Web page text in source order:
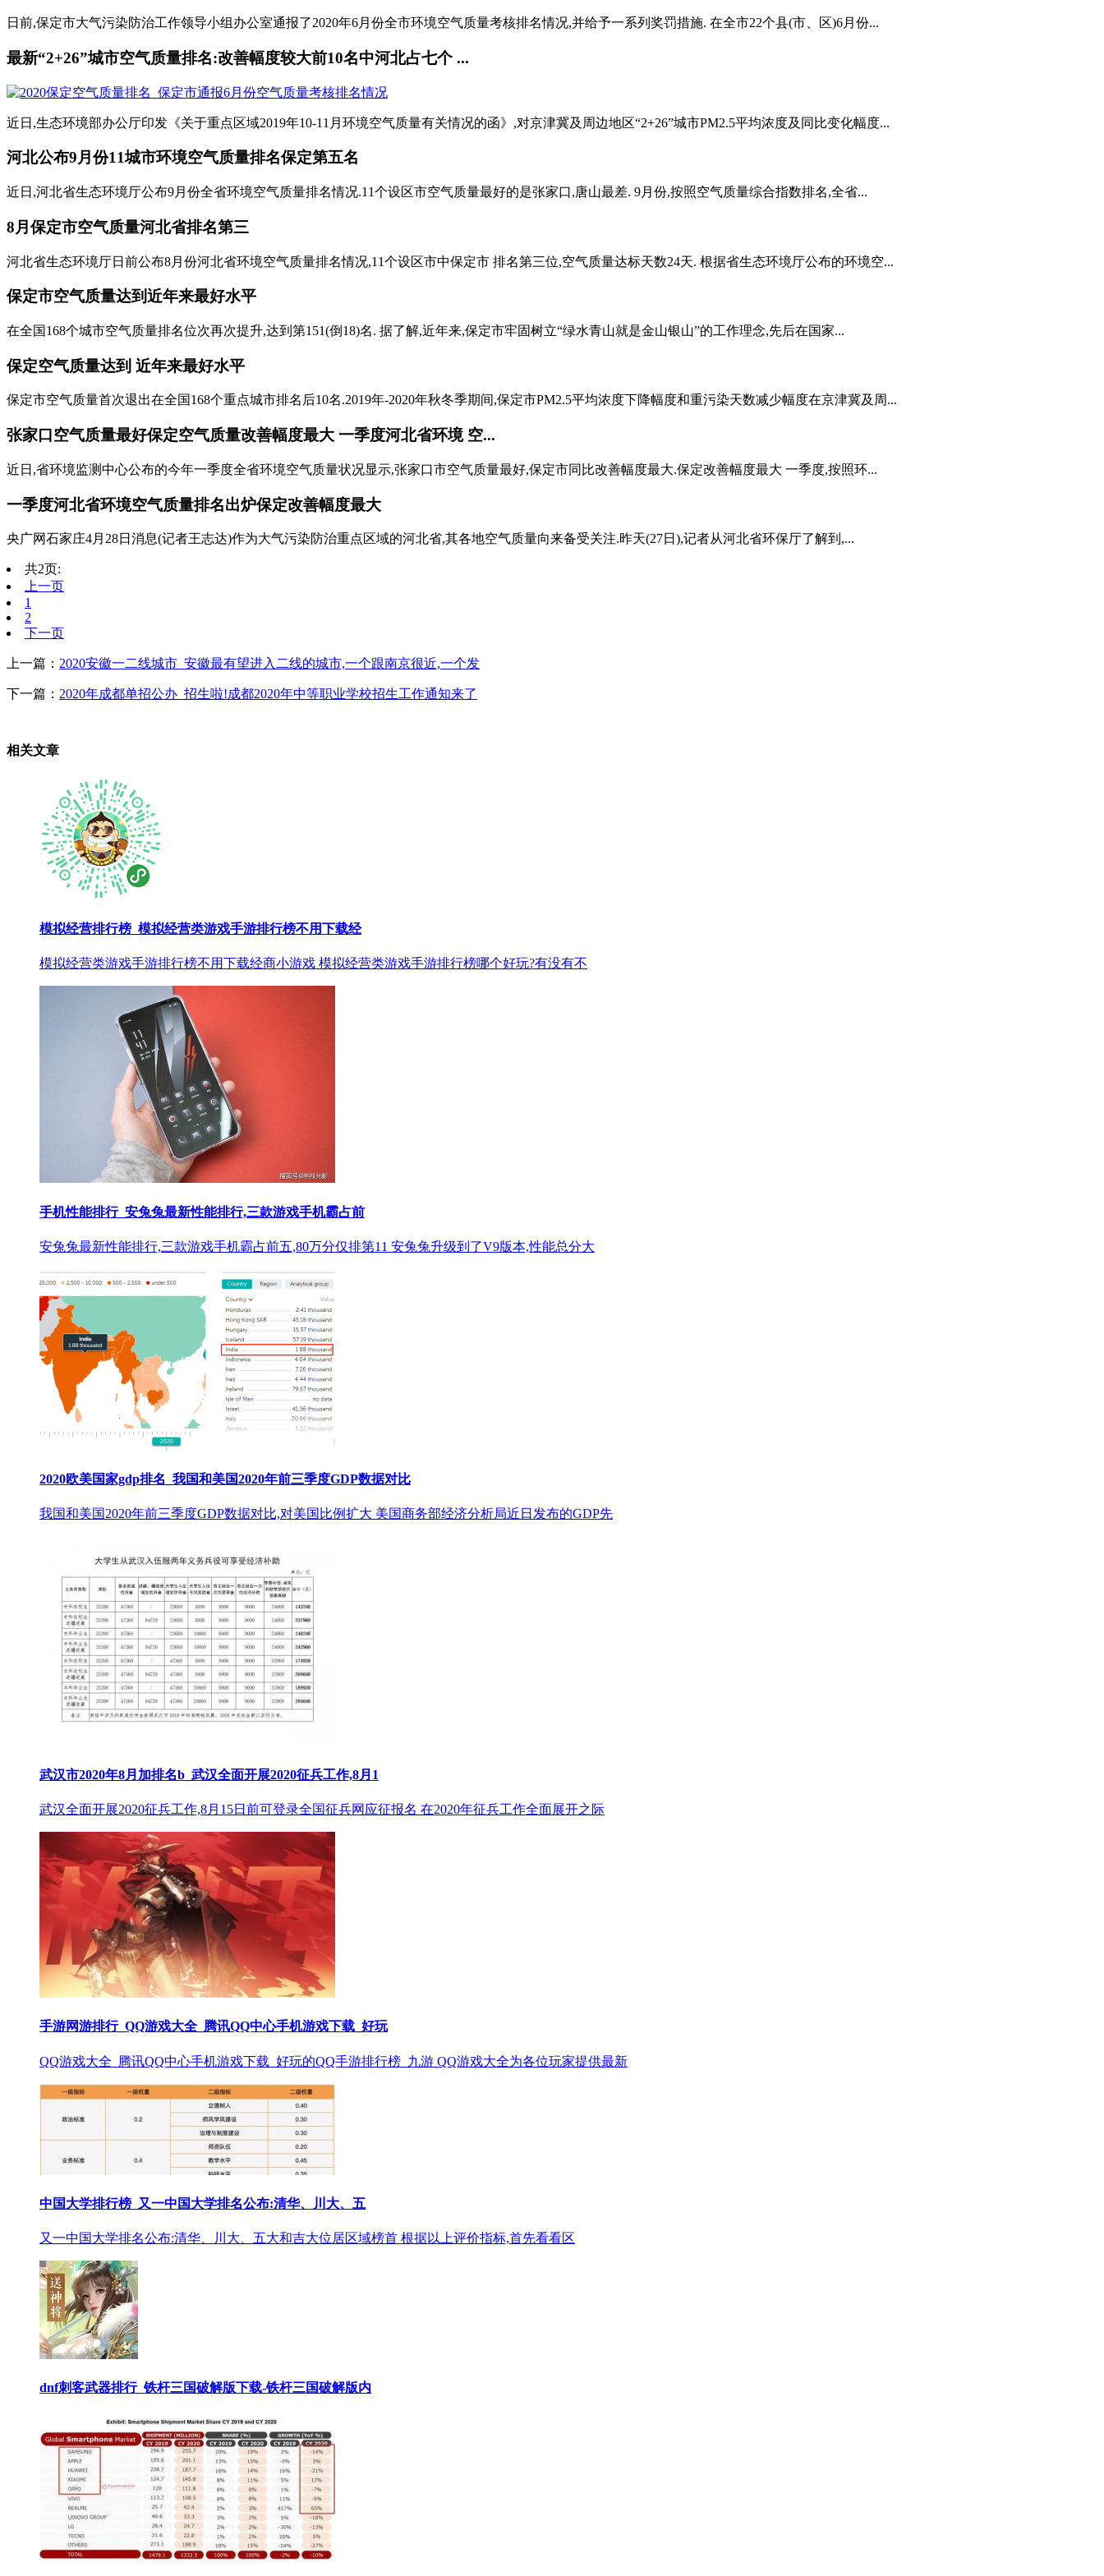
日前,保定市大气污染防治工作领导小组办公室通报了2020年6月份全市环境空气质量考核排名情况,并给予一系列奖罚措施. 在全市22个县(市、区)6月份...
最新“2+26”城市空气质量排名:改善幅度较大前10名中河北占七个 ...
近日,生态环境部办公厅印发《关于重点区域2019年10-11月环境空气质量有关情况的函》,对京津冀及周边地区“2+26”城市PM2.5平均浓度及同比变化幅度...
河北公布9月份11城市环境空气质量排名保定第五名
近日,河北省生态环境厅公布9月份全省环境空气质量排名情况.11个设区市空气质量最好的是张家口,唐山最差. 9月份,按照空气质量综合指数排名,全省...
8月保定市空气质量河北省排名第三
河北省生态环境厅日前公布8月份河北省环境空气质量排名情况,11个设区市中保定市 排名第三位,空气质量达标天数24天. 根据省生态环境厅公布的环境空...
保定市空气质量达到近年来最好水平
在全国168个城市空气质量排名位次再次提升,达到第151(倒18)名. 据了解,近年来,保定市牢固树立“绿水青山就是金山银山”的工作理念,先后在国家...
保定空气质量达到 近年来最好水平
保定市空气质量首次退出在全国168个重点城市排名后10名.2019年-2020年秋冬季期间,保定市PM2.5平均浓度下降幅度和重污染天数减少幅度在京津冀及周...
张家口空气质量最好保定空气质量改善幅度最大 一季度河北省环境 空...
近日,省环境监测中心公布的今年一季度全省环境空气质量状况显示,张家口市空气质量最好,保定市同比改善幅度最大.保定改善幅度最大 一季度,按照环...
一季度河北省环境空气质量排名出炉保定改善幅度最大
央广网石家庄4月28日消息(记者王志达)作为大气污染防治重点区域的河北省,其各地空气质量向来备受关注.昨天(27日),记者从河北省环保厅了解到,...
共2页:
上一页
1
2
下一页
上一篇： 2020安徽一二线城市_安徽最有望进入二线的城市,一个跟南京很近,一个发
下一篇： 2020年成都单招公办_招生啦!成都2020年中等职业学校招生工作通知来了
相关文章
模拟经营排行榜_模拟经营类游戏手游排行榜不用下载经
模拟经营类游戏手游排行榜不用下载经商小游戏 模拟经营类游戏手游排行榜哪个好玩?有没有不
手机性能排行_安兔兔最新性能排行,三款游戏手机霸占前
安兔兔最新性能排行,三款游戏手机霸占前五,80万分仅排第11 安兔兔升级到了V9版本,性能总分大
2020欧美国家gdp排名_我国和美国2020年前三季度GDP数据对比
我国和美国2020年前三季度GDP数据对比,对美国比例扩大 美国商务部经济分析局近日发布的GDP先
武汉市2020年8月加排名b_武汉全面开展2020征兵工作,8月1
武汉全面开展2020征兵工作,8月15日前可登录全国征兵网应征报名 在2020年征兵工作全面展开之际
手游网游排行_QQ游戏大全_腾讯QQ中心手机游戏下载_好玩
QQ游戏大全_腾讯QQ中心手机游戏下载_好玩的QQ手游排行榜_九游 QQ游戏大全为各位玩家提供最新
中国大学排行榜_又一中国大学排名公布:清华、川大、五
又一中国大学排名公布:清华、川大、五大和吉大位居区域榜首 根据以上评价指标,首先看看区
dnf刺客武器排行_铁杆三国破解版下载-铁杆三国破解版内